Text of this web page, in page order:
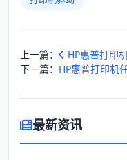
上一篇：
HP惠普打印
下一篇： HP惠普打印机
最新资讯